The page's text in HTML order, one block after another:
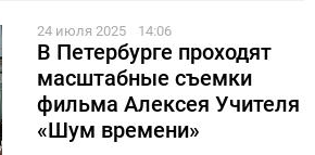
24 июля 2025 14:06
В Петербурге проходят
масштабные съемки
фильма Алексея Учителя
«Шум времени»